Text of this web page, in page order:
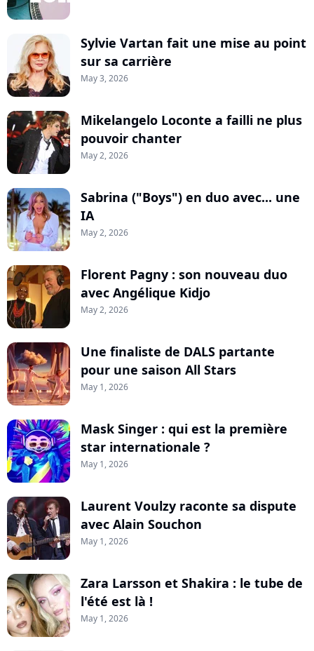
Sylvie Vartan fait une mise au point
sur sa carrière
May 3, 2026
Mikelangelo Loconte a failli ne plus
pouvoir chanter
May 2, 2026
Sabrina ("Boys") en duo avec... une
IA
May 2, 2026
Florent Pagny : son nouveau duo
avec Angélique Kidjo
May 2, 2026
Une finaliste de DALS partante
pour une saison All Stars
May 1, 2026
Mask Singer : qui est la première
star internationale ?
May 1, 2026
Laurent Voulzy raconte sa dispute
avec Alain Souchon
May 1, 2026
Zara Larsson et Shakira : le tube de
l'été est là !
May 1, 2026